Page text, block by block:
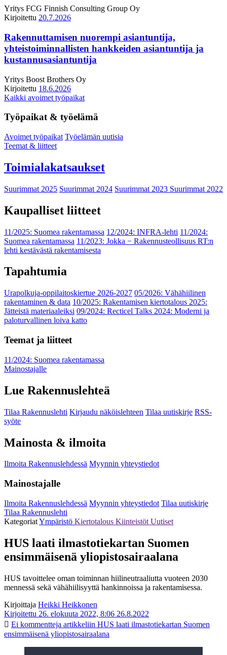
Yritys FCG Finnish Consulting Group Oy
Kirjoitettu 20.7.2026
Rakennuttamisen nuorempi asiantuntija,
yhteistoiminnallisten hankkeiden asiantuntija ja
kustannusasiantuntija
Yritys Boost Brothers Oy
Kirjoitettu 18.6.2026
Kaikki avoimet työpaikat
Työpaikat & työelämä
Avoimet työpaikat Työelämän uutisia
Teemat & liitteet
Toimialakatsaukset
Suurimmat 2025 Suurimmat 2024 Suurimmat 2023 Suurimmat 2022
Kaupalliset liitteet
11/2025: Suomea rakentamassa 12/2024: INFRA-lehti 11/2024:
Suomea rakentamassa 11/2023: Jokka − Rakennusteollisuus RT:n
lehti kestävästä rakentamisesta
Tapahtumia
Urapolkuja-oppilaitoskiertue 2026-2027 05/2026: Vähähiilinen
rakentaminen & data 10/2025: Rakentamisen kiertotalous 2025:
Jätteistä materiaaleiksi 09/2024: Recticel Talks 2024: Moderni ja
paloturvallinen loiva katto
Teemat ja liitteet
11/2024: Suomea rakentamassa
Mainostajalle
Lue Rakennuslehteä
Tilaa Rakennuslehti Kirjaudu näköislehteen Tilaa uutiskirje RSS-
syöte
Mainosta & ilmoita
Ilmoita Rakennuslehdessä Myynnin yhteystiedot
Mainostajalle
Ilmoita Rakennuslehdessä Myynnin yhteystiedot Tilaa uutiskirje
Tilaa Rakennuslehti
KategoriatYmpäristö Kiertotalous Kiinteistöt Uutiset
HUS laati ilmastotiekartan Suomen
ensimmäisenä yliopistosairaalana
HUS tavoittelee oman toiminnan hiilineutraaliutta vuoteen 2030
mennessä sekä vähähiilisyyttä hankinnoissa ja rakentamisessa.
Kirjoittaja Heikki Heikkonen
Kirjoitettu 26. elokuuta 2022, 8:06 26.8.2022
Ei kommentteja artikkeliin HUS laati ilmastotiekartan Suomen
ensimmäisenä yliopistosairaalana